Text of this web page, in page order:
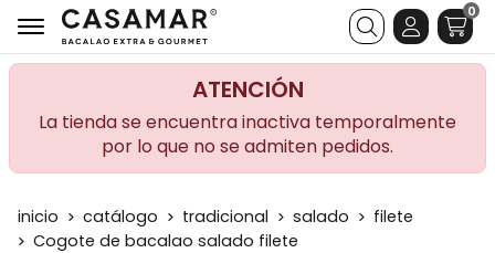
Buscar
0
ATENCIÓN
La tienda se encuentra inactiva temporalmente
por lo que no se admiten pedidos.
inicio catálogo tradicional salado
filete
Cogote de bacalao salado filete